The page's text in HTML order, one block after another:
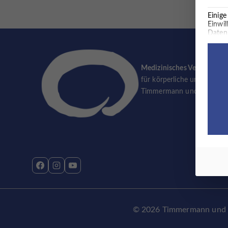
Medizinisches
für körperliche und
Timmermann und Partner
© 2026 Timmermann
Land
Es